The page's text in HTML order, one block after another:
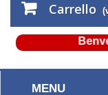
Carrello
MENU